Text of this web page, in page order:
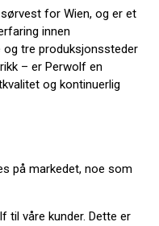
for Wien, og er et
innen
og tre produksjonssteder
– er Perwolf en
og kontinuerlig
på markedet, noe som
til våre kunder. Dette er